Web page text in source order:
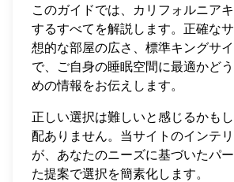
このガイドでは、カリフォルニア
するすべてを解説します。正確な
想的な部屋の広さ、標準キングサ
で、ご自身の睡眠空間に最適かど
めの情報をお伝えします。
正しい選択は難しいと感じるかも
配ありません。当サイトのインテ
が、あなたのニーズに基づいたパ
た提案で選択を簡素化します。